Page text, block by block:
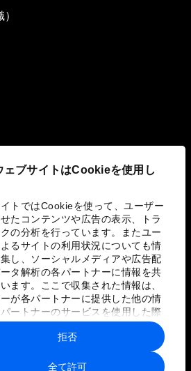
ェブサイトはCookieを使用し
トではCookieを使って、ユーザー
たコンテンツや広告の表示、トラ
の分析を行っています。またユー
るサイトの利用状況についても情
し、ソーシャルメディアや広告配
タ解析の各パートナーに情報を共
ます。ここで収集された情報は、
が各パートナーに提供した他の情
ートナーのサービスを使用した際
された情報と組み合わされ、各パー
よって使用されることがありま
全て許可
拒否
り組み
ーポリシーと利用規約